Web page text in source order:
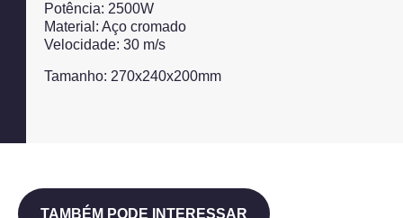
Potência: 2500W
Material: Aço cromado
Velocidade: 30 m/s
Tamanho: 270x240x200mm
TAMBÉM PODE INTERESSAR